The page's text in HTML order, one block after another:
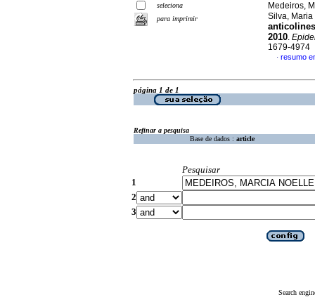
seleciona
para imprimir
Medeiros,
Silva,
2010.
1679-4974
· resumo
página 1 de 1
Refinar a pesquisa
Base de dados : article
Pesquisar
1
2
3
Search